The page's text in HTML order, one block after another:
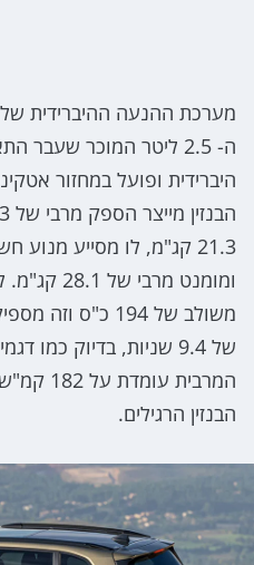
מערכת ההנעה ההיברידית
ה- 2.5 ליטר המוכר
היברידית ופועל במחזור
ומומנט
של 9.4 שניות, בדיוק כמו
הבנזין הרגילים.